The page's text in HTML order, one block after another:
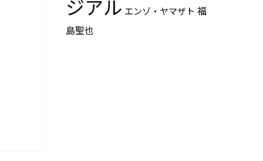
ジアル エンゾ・ヤマザト 福
島聖也